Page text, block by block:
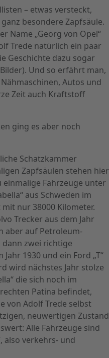
– etwas versteckt,
besondere Zapfsäule.
Name „Georg von Opel“
Trede natürlich ein paar
Geschichte dazu sogar
Und so erfährt man,
Autos und
Zeit auch Kraftstoff
ging es aber noch
Schatzkammer
Zapfsäulen stehen hier
Fahrzeuge unter
aus Schweden im
nur 38000 Kilometer.
Trecker aus dem Jahr
aber auf Petroleum-
zwei richtige
1930 und ein Ford „T“
wird nächstes Jahr stolze
die sich noch im
Patina befindet,
von Adolf Trede selbst
neuwertigen Zustand
Alle Fahrzeuge sind
also verkehrs- und